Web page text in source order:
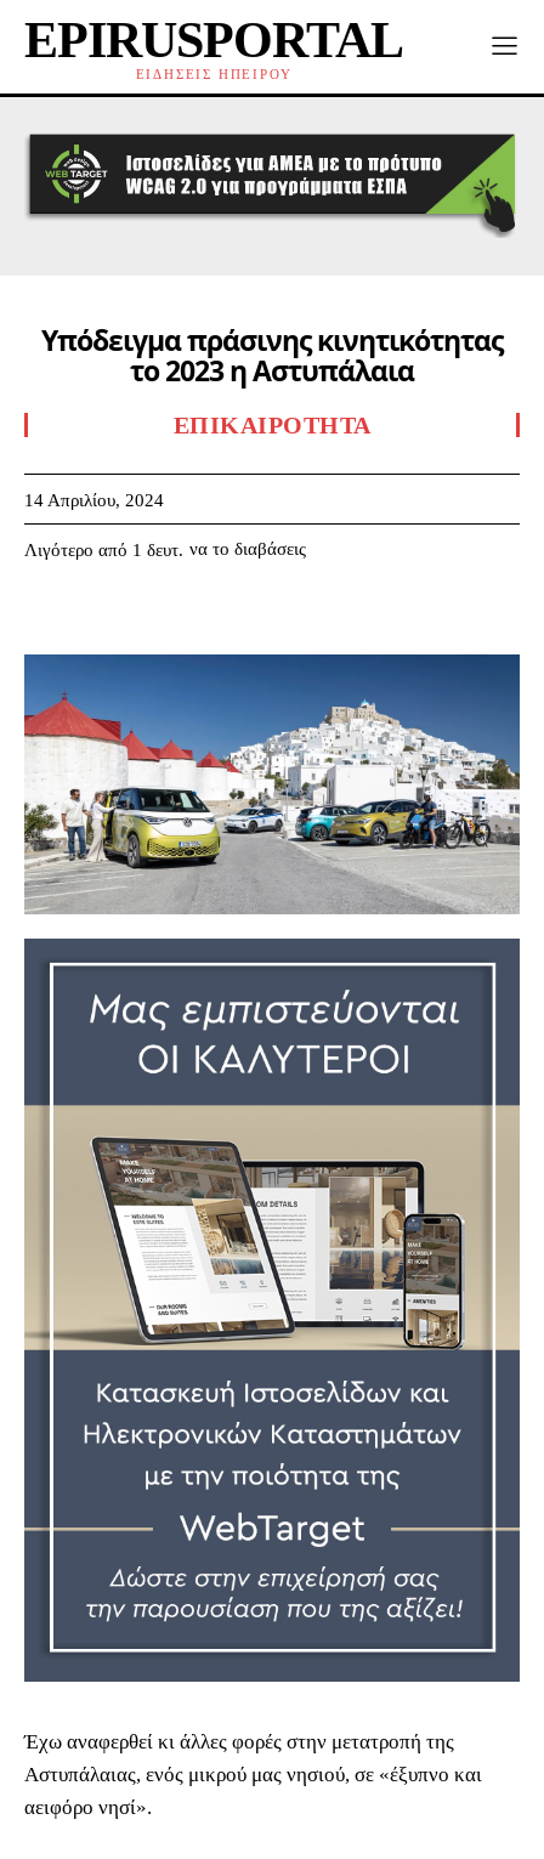
EPIRUSPORTAL
ΕΙΔΗΣΕΙΣ ΗΠΕΙΡΟΥ
Υπόδειγμα πράσινης κινητικότητας
το 2023 η Αστυπάλαια
ΕΠΙΚΑΙΡΌΤΗΤΑ
14 Απριλίου, 2024
Λιγότερο από 1 δευτ. να το διαβάσεις
Έχω αναφερθεί κι άλλες φορές στην μετατροπή της
Αστυπάλαιας, ενός μικρού μας νησιού, σε «έξυπνο και
αειφόρο νησί».